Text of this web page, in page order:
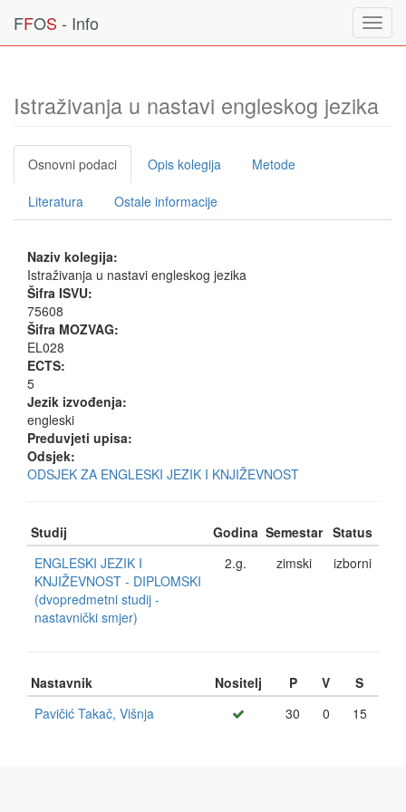
FFOS - Info
Istraživanja u nastavi engleskog jezika
Osnovni podaci Opis kolegija Metode
Literatura Ostale informacije
Naziv kolegija:
Istraživanja u nastavi engleskog jezika
Šifra ISVU:
75608
Šifra MOZVAG:
EL028
ECTS:
5
Jezik izvođenja:
engleski
Preduvjeti upisa:
Odsjek:
ODSJEK ZA ENGLESKI JEZIK I KNJIŽEVNOST
Studij Godina Semestar Status
ENGLESKI JEZIK I
KNJIŽEVNOST - DIPLOMSKI
(dvopredmetni studij -
nastavnički smjer)
2.g. zimski izborni
Nastavnik Nositelj P V
S
Pavičić Takač, Višnja
30 0 15